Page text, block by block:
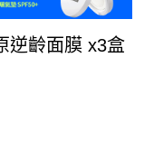
逆齡面膜 x3盒